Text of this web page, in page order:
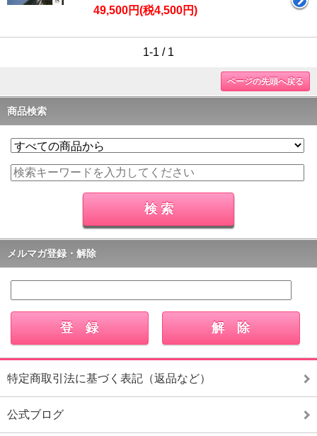
49,500円(税4,500円)
1-1 / 1
ページの先頭へ戻る
商品検索
メルマガ登録・解除
特定商取引法に基づく表記（返品など）
公式ブログ